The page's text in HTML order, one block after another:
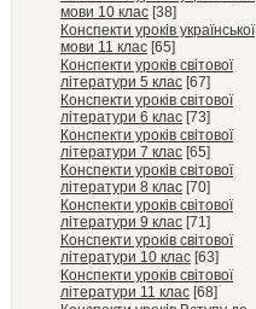
мови 10 клас [38]
Конспекти уроків української
мови 11 клас [65]
Конспекти уроків світової
літератури 5 клас [67]
Конспекти уроків світової
літератури 6 клас [73]
Конспекти уроків світової
літератури 7 клас [65]
Конспекти уроків світової
літератури 8 клас [70]
Конспекти уроків світової
літератури 9 клас [71]
Конспекти уроків світової
літератури 10 клас [63]
Конспекти уроків світової
літератури 11 клас [68]